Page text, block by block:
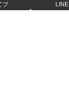
ブ LINE